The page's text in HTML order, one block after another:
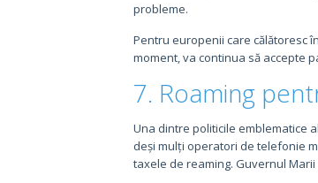
probleme.
Pentru europenii care călătoresc
moment, va continua să accepte
7. Roaming
Una dintre politicile emblematice
deși mulți operatori de telefonie
taxele de reaming. Guvernul